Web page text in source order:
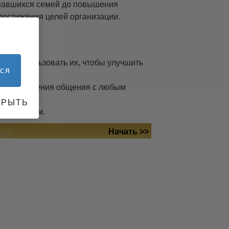
семей до повышения
целей организации.
использовать их, чтобы улучшить
улучшения общения с любым
человеком.
Начать >>